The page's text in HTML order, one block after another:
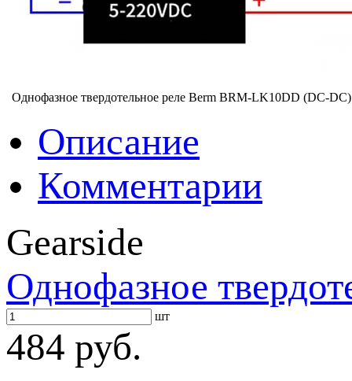
Однофазное твердотельное реле Berm BRM-LK10DD (DC-
Описание
Комментарии
Gearside
Однофазное
шт
484 руб.